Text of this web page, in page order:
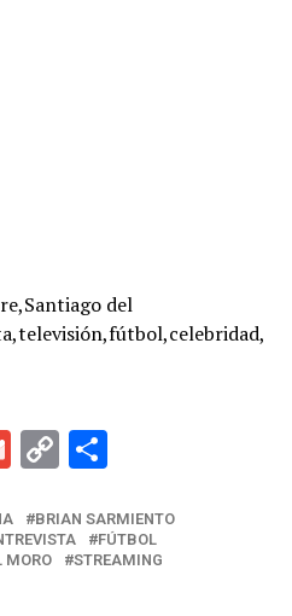
del
G
ail
C
py
Li
C
m
p
BRIAN SARMIENTO
FÚTBOL
MORO
STREAMING